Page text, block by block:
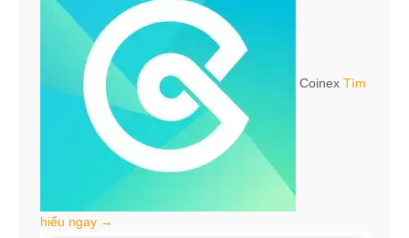
Coinex Tìm
hiểu ngay →